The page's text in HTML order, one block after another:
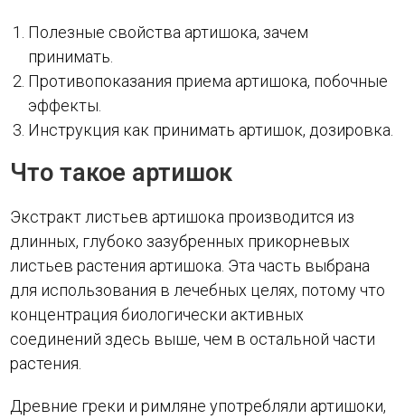
Полезные свойства артишока, зачем
принимать.
Противопоказания приема артишока, побочные
эффекты.
Инструкция как принимать артишок, дозировка.
Что такое артишок
Экстракт листьев артишока производится из
длинных, глубоко зазубренных прикорневых
листьев растения артишока. Эта часть выбрана
для использования в лечебных целях, потому что
концентрация биологически активных
соединений здесь выше, чем в остальной части
растения.
Древние греки и римляне употребляли артишоки,